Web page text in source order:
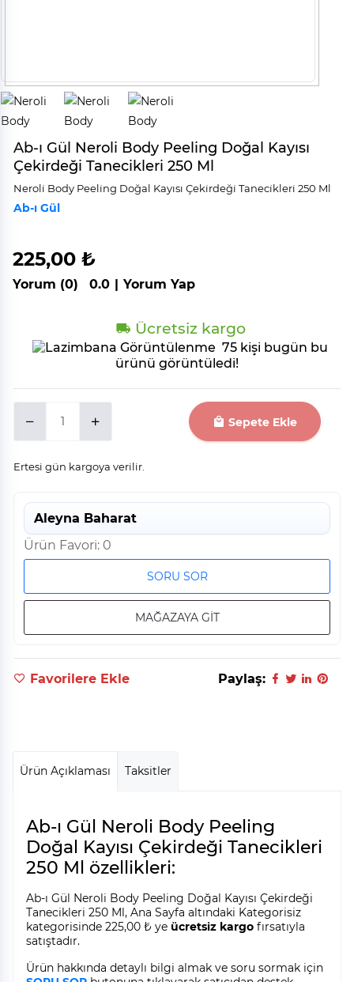
Ab-ı Gül Neroli Body Peeling Doğal Kayısı
Çekirdeği Tanecikleri 250 Ml
Neroli̇ Body Peeli̇ng Doğal Kayısı Çeki̇rdeği̇ Taneci̇kleri̇ 250 Ml
Ab-ı Gül
225,00 ₺
Yorum (0) 0.0 | Yorum Yap
Ücretsiz kargo
75 kişi bugün bu
ürünü görüntüledi!
Sepete Ekle
Ertesi gün kargoya verilir.
Aleyna Baharat
Ürün Favori: 0
SORU SOR
MAĞAZAYA GİT
Favorilere Ekle Paylaş:
Ürün Açıklaması Taksitler
Ab-ı Gül Neroli Body Peeling
Doğal Kayısı Çekirdeği Tanecikleri
250 Ml özellikleri:
Ab-ı Gül Neroli Body Peeling Doğal Kayısı Çekirdeği
Tanecikleri 250 Ml, Ana Sayfa altındaki Kategorisiz
kategorisinde 225,00 ₺ ye ücretsiz kargo fırsatıyla
satıştadır.
Ürün hakkında detaylı bilgi almak ve soru sormak için